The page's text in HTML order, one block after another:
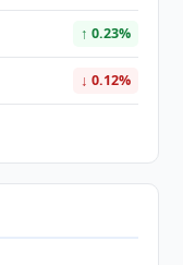
↑ 0.23%
↓ 0.12%